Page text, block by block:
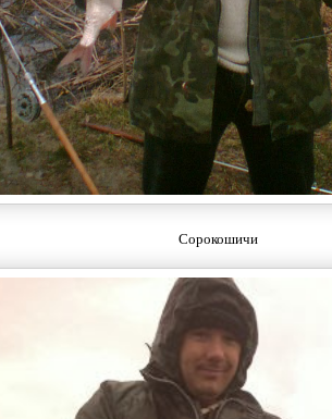
Сорокошичи